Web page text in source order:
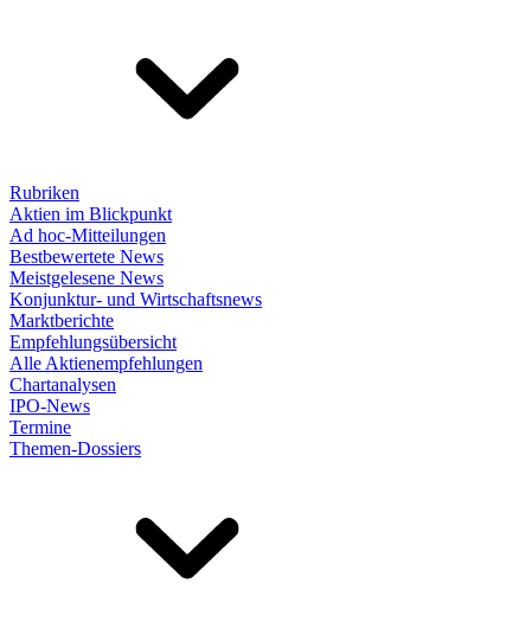
Rubriken
Aktien im Blickpunkt
Ad hoc-Mitteilungen
Bestbewertete News
Meistgelesene News
Konjunktur- und Wirtschaftsnews
Marktberichte
Empfehlungsübersicht
Alle Aktienempfehlungen
Chartanalysen
IPO-News
Termine
Themen-Dossiers